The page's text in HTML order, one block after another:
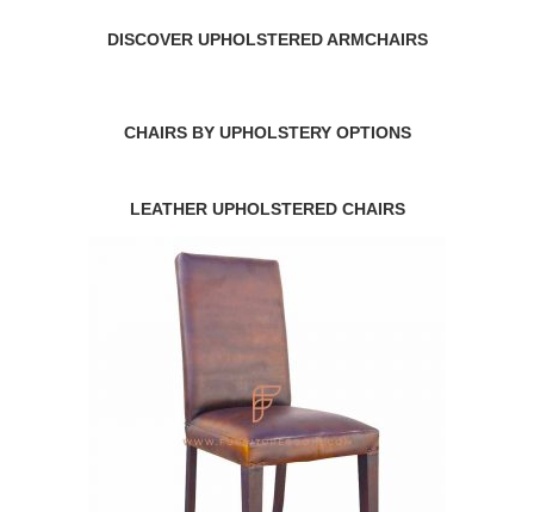
DISCOVER UPHOLSTERED ARMCHAIRS
CHAIRS BY UPHOLSTERY OPTIONS
LEATHER UPHOLSTERED CHAIRS